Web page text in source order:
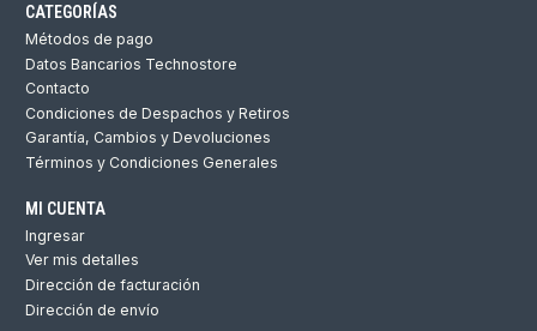
CATEGORÍAS
Métodos de pago
Datos Bancarios Technostore
Contacto
Condiciones de Despachos y Retiros
Garantía, Cambios y Devoluciones
Términos y Condiciones Generales
MI CUENTA
Ingresar
Ver mis detalles
Dirección de facturación
Dirección de envío